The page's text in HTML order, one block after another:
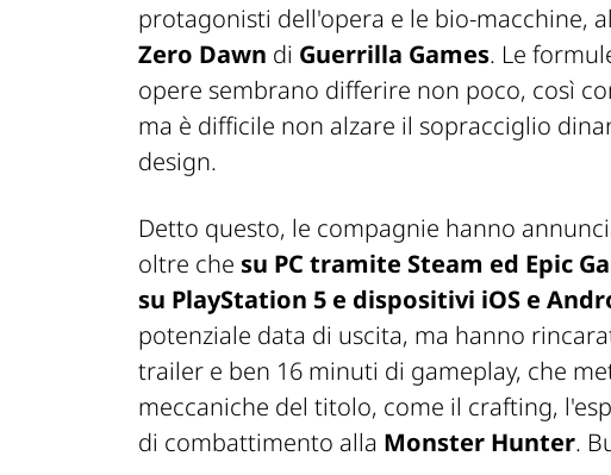
protagonisti dell'opera e le bio-macchine,
Zero Dawn di Guerrilla Games. Le
opere sembrano differire non poco, così
ma è difficile non alzare il sopracciglio
design.
Detto questo, le compagnie hanno
oltre che su PC tramite Steam ed Epic
su PlayStation 5 e dispositivi iOS e
potenziale data di uscita, ma hanno
trailer e ben 16 minuti di gameplay, che
meccaniche del titolo, come il crafting,
di combattimento alla Monster Hunter.